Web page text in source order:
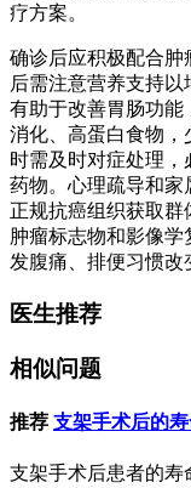
疗方案。
确诊后应积极配合肿
后需注意营养支持
有助于改善胃肠功能
消化、高蛋白食物，
时需及时对症处理
药物。心理疏导和家
正规抗癌组织获取群
肿瘤标志物和影像
发腹痛、排便习惯改
医生推荐
相似问题
推荐 支架手术后的
支架手术后患者的寿